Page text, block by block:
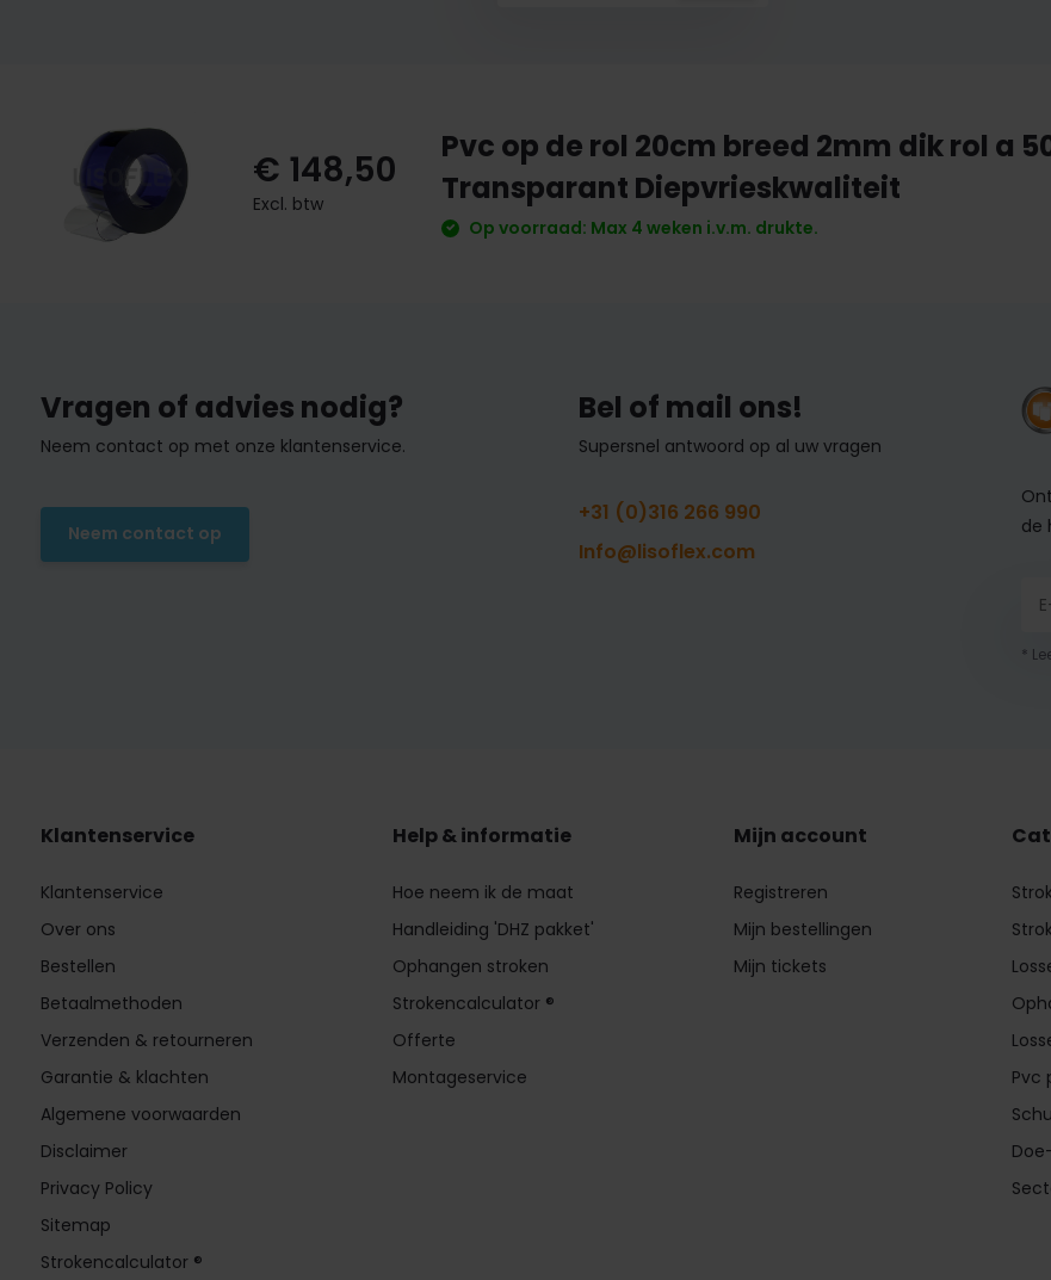
€ 148,50
Excl. btw
Pvc op de rol 20cm breed 2mm dik rol a
Transparant Diepvrieskwaliteit
Op voorraad: Max 4 weken i.v.m. drukte.
Vragen of advies nodig?
Neem contact op met onze klantenservice.
Neem contact op
Bel of mail ons!
Supersnel antwoord op al uw vragen
+31 (0)316 266 990
Info@lisoflex.com
de
*
Klantenservice
Klantenservice
Over ons
Bestellen
Betaalmethoden
Verzenden & retourneren
Garantie & klachten
Algemene voorwaarden
Disclaimer
Privacy Policy
Sitemap
Strokencalculator ®
Help & informatie
Hoe neem ik de maat
Handleiding 'DHZ pakket'
Ophangen stroken
Strokencalculator ®
Offerte
Montageservice
Mijn account
Registreren
Mijn bestellingen
Mijn tickets
Pvc